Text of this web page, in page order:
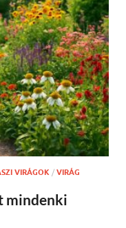
VIRÁGOK / VIRÁG
mindenki